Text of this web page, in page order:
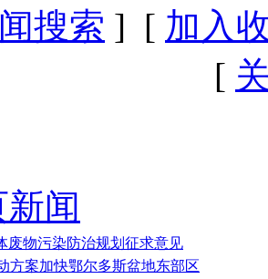
搜索 ] [ 加入
[
闻
废物污染防治规划征求意见
方案加快鄂尔多斯盆地东部区